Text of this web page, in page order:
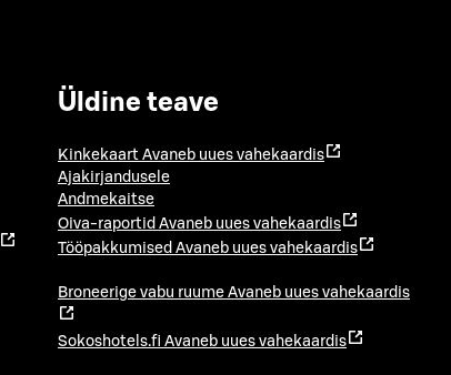
Üldine teave
Kinkekaart Avaneb uues vahekaardis
Ajakirjandusele
Andmekaitse
Oiva-raportid Avaneb uues vahekaardis
Tööpakkumised Avaneb uues vahekaardis
Broneerige vabu ruume Avaneb uues vahekaardis
Sokoshotels.fi Avaneb uues vahekaardis